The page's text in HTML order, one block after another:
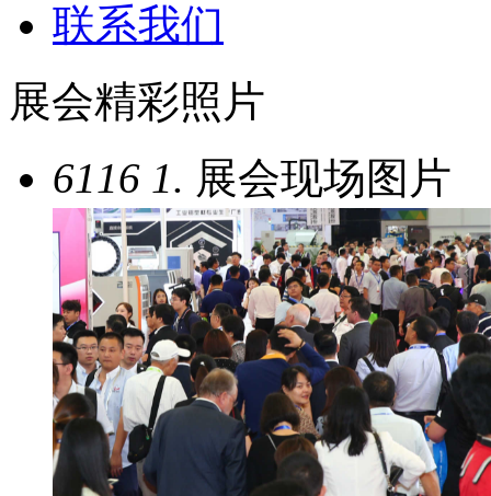
联系我们
展会精彩照片
6116 1. 展会现场图片